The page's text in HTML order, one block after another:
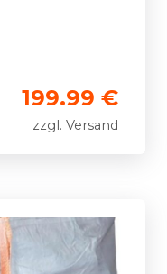
199.99 €
zzgl. Versand